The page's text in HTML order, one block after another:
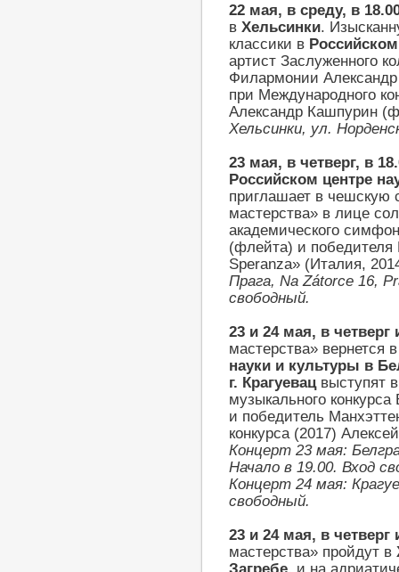
22 мая, в среду, в
в Хельсинки.
классики в
артист Заслуженного
Филармонии Александр
при Международного
Александр Кашпурин
Хельсинки, ул.
23 мая, в четверг, в
Российском центре
приглашает в чешскую
мастерства» в лице
академического
(флейта) и победителя
Speranza» (Италия,
Прага, Na Zátorce 16,
свободный.
23 и 24 мая, в четверг
мастерства» вернется
науки и культуры в
г. Крагуевац выступят
музыкального
и победитель
конкурса (2017)
Концерт 23 мая:
Начало в 19.00. Вход
Концерт 24 мая:
свободный.
23 и 24 мая, в четверг
мастерства» пройдут в